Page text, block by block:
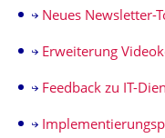
Neues Newsletter-
Erweiterung
Feedback zu IT-